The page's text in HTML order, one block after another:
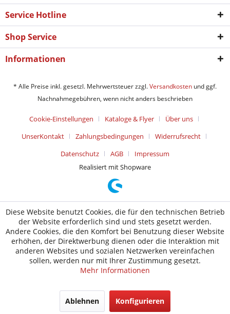
Service Hotline
Shop Service
Informationen
* Alle Preise inkl. gesetzl. Mehrwertsteuer zzgl.Versandkosten und ggf.
Nachnahmegebühren, wenn nicht anders beschrieben
Cookie-Einstellungen Kataloge & Flyer
Über uns
UnserKontakt
Zahlungsbedingungen
Widerrufsrecht
Datenschutz
AGB
Impressum
Realisiert mit Shopware
Diese Website benutzt Cookies, die für den technischen Betrieb
der Website erforderlich sind und stets gesetzt werden.
Andere Cookies, die den Komfort bei Benutzung dieser Website
erhöhen, der Direktwerbung dienen oder die Interaktion mit
anderen Websites und sozialen Netzwerken vereinfachen
sollen, werden nur mit Ihrer Zustimmung gesetzt.
Mehr Informationen
Ablehnen Konfigurieren